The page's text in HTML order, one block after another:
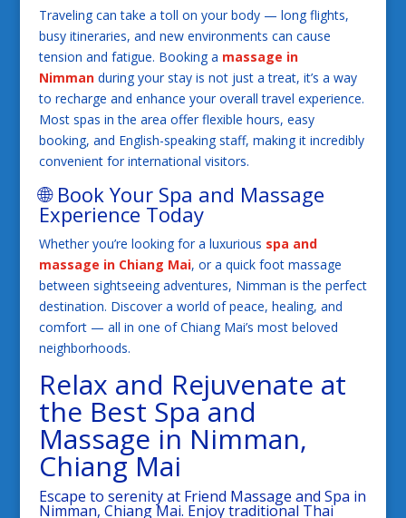
Traveling can take a toll on your body — long flights,
busy itineraries, and new environments can cause
tension and fatigue. Booking a massage in
Nimmanduring your stay is not just a treat, it’s a way
to recharge and enhance your overall travel experience.
Most spas in the area offer flexible hours, easy
booking, and English-speaking staff, making it incredibly
convenient for international visitors.
🌐 Book Your Spa and Massage
Experience Today
Whether you’re looking for a luxurious spa and
massage in Chiang Mai, or a quick foot massage
between sightseeing adventures, Nimman is the perfect
destination. Discover a world of peace, healing, and
comfort — all in one of Chiang Mai’s most beloved
neighborhoods.
Relax and Rejuvenate at
the Best Spa and
Massage in Nimman,
Chiang Mai
Escape to serenity at Friend Massage and Spa in
Nimman, Chiang Mai. Enjoy traditional Thai